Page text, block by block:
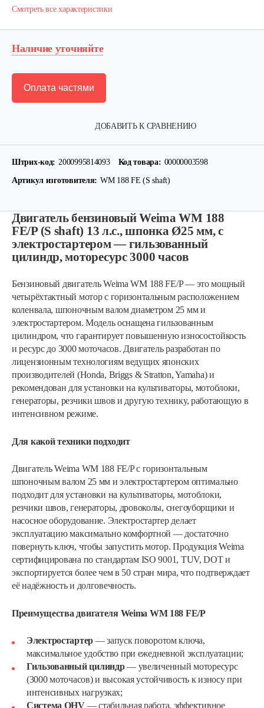
Смотреть все характеристики
Наличие уточняйте
ДОБАВИТЬ К СРАВНЕНИЮ
Оплата частями
Штрих-код: 2000995814093 Код товара: 00000003598
Артикул изготовителя: WM 188 FE (S shaft)
Двигатель бензиновый Weima WM 188
FE/P (S shaft) 13 л.с., шпонка Ø25 мм, с
электростартером — гильзованный
цилиндр, моторесурс 3000 часов
Бензиновый двигатель Weima WM 188 FE/P — это мощный
четырёхтактный мотор с горизонтальным расположением
коленвала, шпоночным валом диаметром 25 мм и
электростартером. Модель оснащена гильзованным
цилиндром, что гарантирует повышенную износостойкость
и ресурс до 3000 моточасов. Двигатель разработан по
лицензионным технологиям ведущих японских
производителей (Honda, Briggs & Stratton, Yamaha) и
рекомендован для установки на культиваторы, мотоблоки,
генераторы, резчики швов и другую технику, работающую в
интенсивном режиме.
Для какой техники подходит
Двигатель Weima WM 188 FE/P с горизонтальным
шпоночным валом 25 мм и электростартером оптимально
подходит для установки на культиваторы, мотоблоки,
резчики швов, генераторы, дровоколы, снегоуборщики и
насосное оборудование. Электростартер делает
эксплуатацию максимально комфортной — достаточно
повернуть ключ, чтобы запустить мотор. Продукция Weima
сертифицирована по стандартам ISO 9001, TUV, DOT и
экспортируется более чем в 50 стран мира, что подтверждает
её надёжность и долговечность.
Преимущества двигателя Weima WM 188 FE/P
Электростартер — запуск поворотом ключа,
максимальное удобство при ежедневной эксплуатации;
Гильзованный цилиндр— увеличенный моторесурс
(3000 моточасов) и высокая устойчивость к износу при
интенсивных нагрузках;
Система OHV— стабильная работа, эффективное